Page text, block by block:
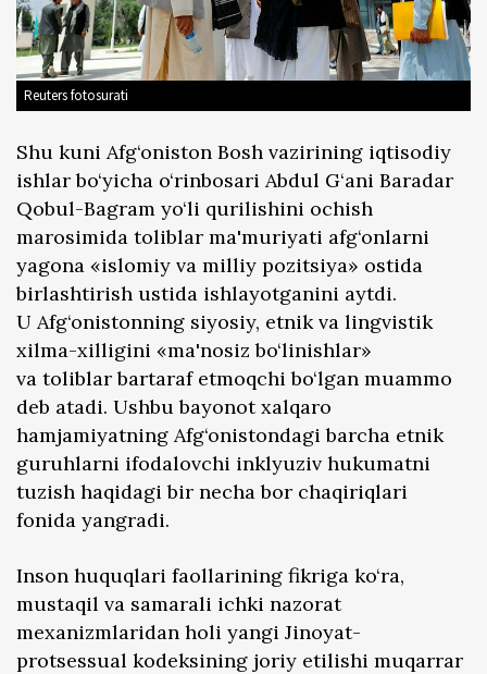
Reuters fotosurati
Shu kuni Afg‘oniston Bosh vazirining iqtisodiy
ishlar bo‘yicha o‘rinbosari Abdul G‘ani Baradar
Qobul-Bagram yo‘li qurilishini ochish
marosimida toliblar ma'muriyati afg‘onlarni
yagona «islomiy va milliy pozitsiya» ostida
birlashtirish ustida ishlayotganini aytdi.
U Afg‘onistonning siyosiy, etnik va lingvistik
xilma-xilligini «ma'nosiz bo‘linishlar»
va toliblar bartaraf etmoqchi bo‘lgan muammo
deb atadi. Ushbu bayonot xalqaro
hamjamiyatning Afg‘onistondagi barcha etnik
guruhlarni ifodalovchi inklyuziv hukumatni
tuzish haqidagi bir necha bor chaqiriqlari
fonida yangradi.
Inson huquqlari faollarining fikriga ko‘ra,
mustaqil va samarali ichki nazorat
mexanizmlaridan holi yangi Jinoyat-
protsessual kodeksining joriy etilishi muqarrar